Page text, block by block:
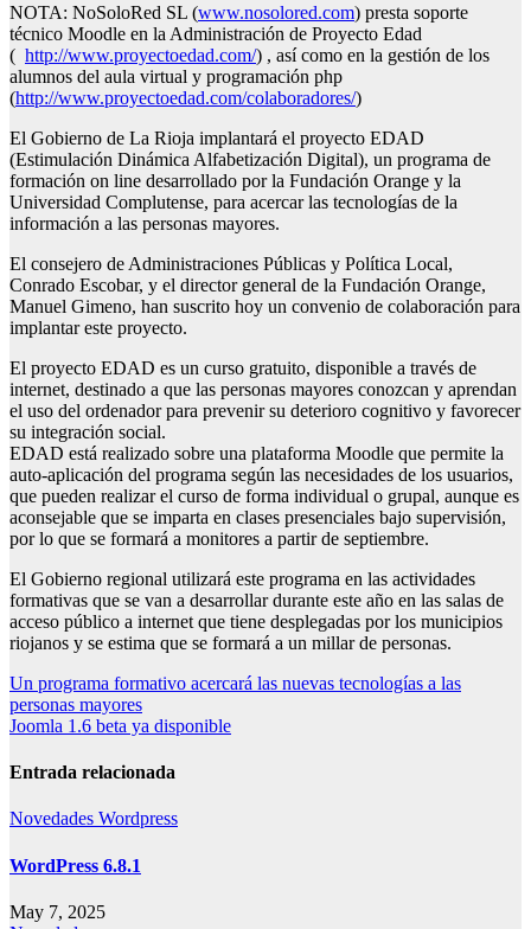
NOTA: NoSoloRed SL (www.nosolored.com) presta soporte
técnico Moodle en la Administración de Proyecto Edad
( http://www.proyectoedad.com/) , así como en la gestión de los
alumnos del aula virtual y programación php
(http://www.proyectoedad.com/colaboradores/)
El Gobierno de La Rioja implantará el proyecto EDAD
(Estimulación Dinámica Alfabetización Digital), un programa de
formación on line desarrollado por la Fundación Orange y la
Universidad Complutense, para acercar las tecnologías de la
información a las personas mayores.
El consejero de Administraciones Públicas y Política Local,
Conrado Escobar, y el director general de la Fundación Orange,
Manuel Gimeno, han suscrito hoy un convenio de colaboración para
implantar este proyecto.
El proyecto EDAD es un curso gratuito, disponible a través de
internet, destinado a que las personas mayores conozcan y aprendan
el uso del ordenador para prevenir su deterioro cognitivo y favorecer
su integración social.
EDAD está realizado sobre una plataforma Moodle que permite la
auto-aplicación del programa según las necesidades de los usuarios,
que pueden realizar el curso de forma individual o grupal, aunque es
aconsejable que se imparta en clases presenciales bajo supervisión,
por lo que se formará a monitores a partir de septiembre.
El Gobierno regional utilizará este programa en las actividades
formativas que se van a desarrollar durante este año en las salas de
acceso público a internet que tiene desplegadas por los municipios
riojanos y se estima que se formará a un millar de personas.
Navegación
de
Un programa formativo acercará las nuevas tecnologías a las
personas mayores
Joomla 1.6 beta ya disponible
Entrada relacionada
Novedades Wordpress
WordPress 6.8.1
May 7, 2025